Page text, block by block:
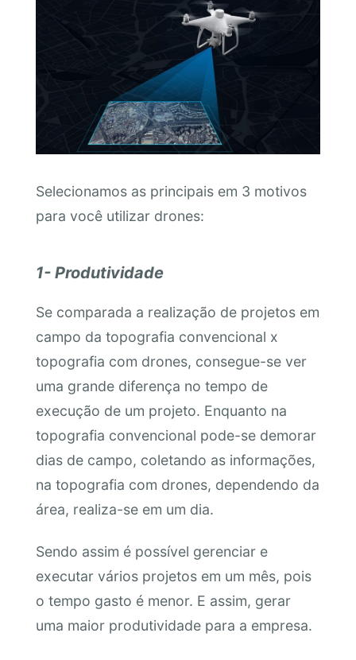
Selecionamos as principais em 3 motivos
para você utilizar drones:
1- Produtividade
Se comparada a realização de projetos em
campo da topografia convencional x
topografia com drones, consegue-se ver
uma grande diferença no tempo de
execução de um projeto. Enquanto na
topografia convencional pode-se demorar
dias de campo, coletando as informações,
na topografia com drones, dependendo da
área, realiza-se em um dia.
Sendo assim é possível gerenciar e
executar vários projetos em um mês, pois
o tempo gasto é menor. E assim, gerar
uma maior produtividade para a empresa.